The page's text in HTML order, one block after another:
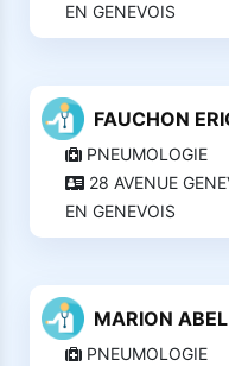
EN GENEVOIS
FAUCHON
PNEUMOLOGIE
28 AVENUE
EN GENEVOIS
MARION
PNEUMOLOGIE